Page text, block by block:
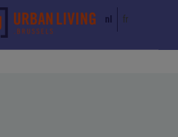
nl fr